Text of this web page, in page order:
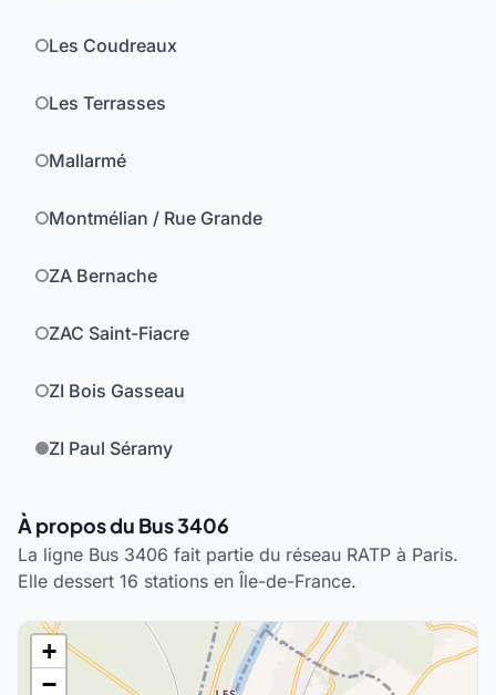
Les Coudreaux
Les Terrasses
Mallarmé
Montmélian / Rue Grande
ZA Bernache
ZAC Saint-Fiacre
ZI Bois Gasseau
ZI Paul Séramy
À propos du Bus 3406
La ligne Bus 3406 fait partie du réseau RATP à Paris.
Elle dessert 16 stations en Île-de-France.
+
−